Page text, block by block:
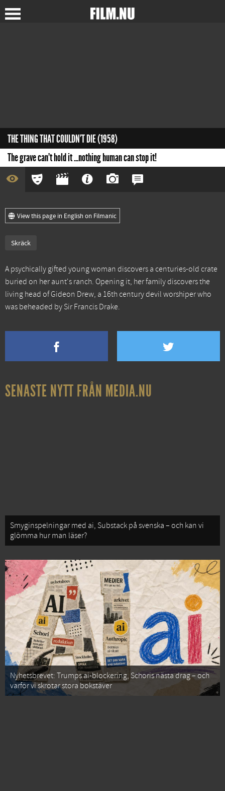
THE THING THAT COULDN'T DIE (1958)
The grave can't hold it ...nothing human can stop it!
View this page in English on Filmanic
Skräck
A psychically gifted young woman discovers a centuries-old crate
buried on her aunt's ranch. Opening it, her family discovers the
living head of Gideon Drew, a 16th century devil worshiper who
was beheaded by Sir Francis Drake.
SENASTE NYTT FRÅN MEDIA.NU
Smyginspelningar med ai, Substack på svenska – och kan vi
glömma hur man läser?
Nyhetsbrevet: Trumps ai-blockering, Schoris nästa drag – och
varför vi skrotar stora bokstäver